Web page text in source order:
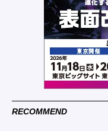
RECOMMEND